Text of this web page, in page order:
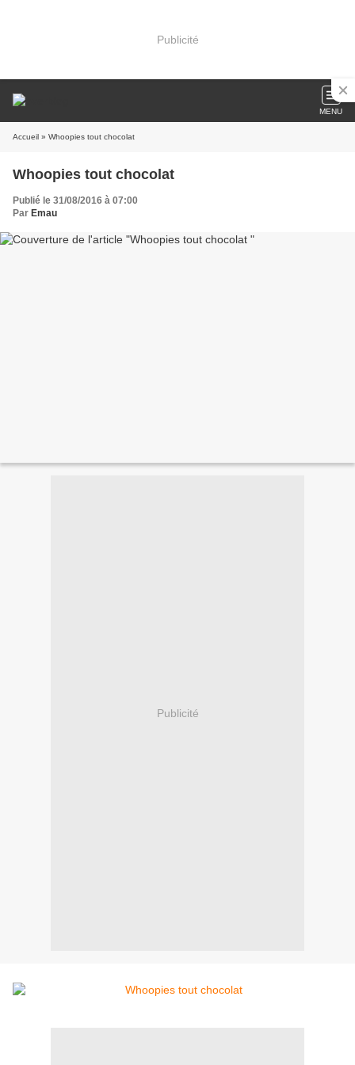
Publicité
MENU
Accueil » Whoopies tout chocolat
Whoopies tout chocolat
Publié le 31/08/2016 à 07:00
Par Emau
Publicité